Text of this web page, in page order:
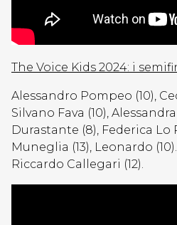
The Voice Kids 2024: i
Alessandro Pompeo (10),
Silvano Fava (10),
Durastante (8), Federica Lo
Muneglia (13), Leonardo
Riccardo Callegari (12).